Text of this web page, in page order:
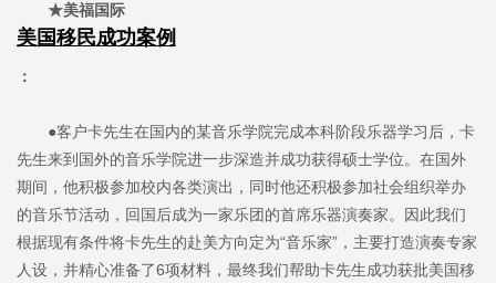
★美福国际
美国移民成功案例
：
●客户卡先生在国内的某音乐学院完成本科阶段乐器学习后，卡
先生来到国外的音乐学院进一步深造并成功获得硕士学位。在国外
期间，他积极参加校内各类演出，同时他还积极参加社会组织举办
的音乐节活动，回国后成为一家乐团的首席乐器演奏家。因此我们
根据现有条件将卡先生的赴美方向定为“音乐家”，主要打造演奏专家
人设，并精心准备了6项材料，最终我们帮助卡先生成功获批美国移